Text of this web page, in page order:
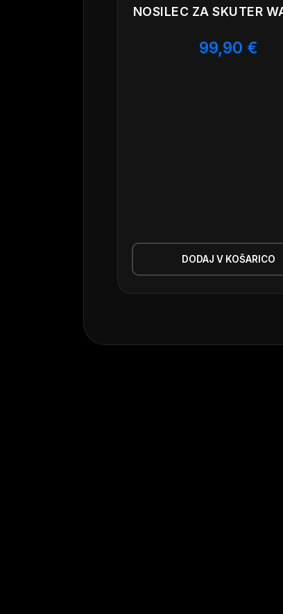
NOSILEC ZA SKUTER
99,90 €
DODAJ V KOŠARICO